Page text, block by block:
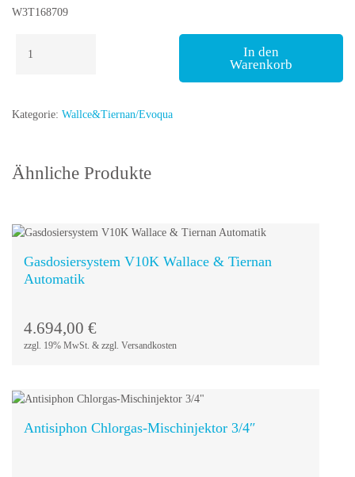
W3T168709
Wallace&Tiernan
x
In den
Warenkorb
Kategorie: Wallce&Tiernan/Evoqua
Ähnliche Produkte
Gasdosiersystem V10K Wallace & Tiernan
Automatik
4.694,00 €
zzgl. 19% MwSt. & zzgl. Versandkosten
Antisiphon Chlorgas-Mischinjektor 3/4″